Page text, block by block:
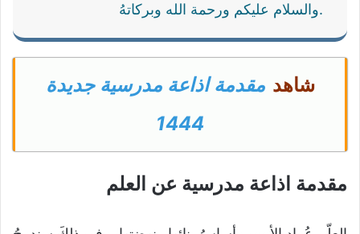
والسلام عليكم ورحمة الله وبركاتهُ.
شاهد مقدمة اذاعة مدرسية جديدة
1444
مقدمة اذاعة مدرسية عن العلم